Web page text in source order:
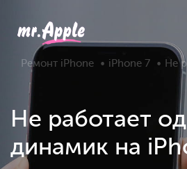
Ремонт iPhone iPhone 7 Не
Не работает
динамик на